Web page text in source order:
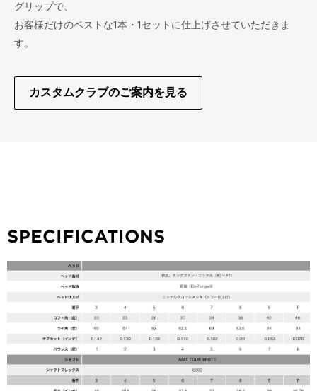
グリップで、
お客様だけのベストな1本・1セットに仕上げさせていただきま
す。
カスタムクラブのご案内を見る
SPECIFICATIONS